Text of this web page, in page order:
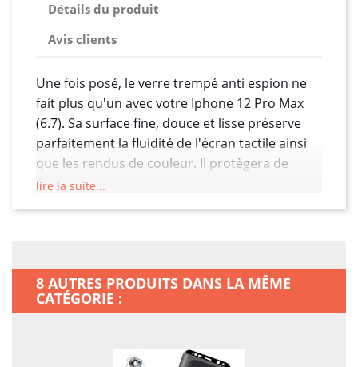
Détails du produit
Avis clients
Une fois posé, le verre trempé anti espion ne
fait plus qu'un avec votre Iphone 12 Pro Max
(6.7). Sa surface fine, douce et lisse préserve
parfaitement la fluidité de l'écran tactile ainsi
que les rendus de couleur. Il protègera de
votre écran des chocs, des rayures, des
lire la suite...
8 AUTRES PRODUITS DANS LA MÊME
CATÉGORIE :